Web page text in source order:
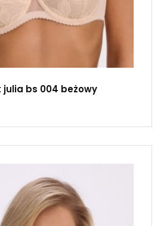
bs 004 beżowy